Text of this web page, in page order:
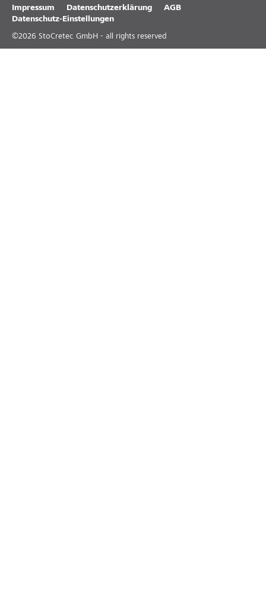
Impressum Datenschutzerklärung
AGB
Datenschutz-Einstellungen
©2026 StoCretec GmbH - all rights reserved